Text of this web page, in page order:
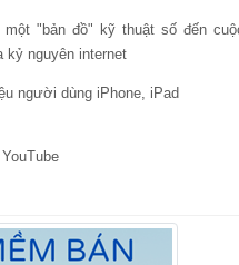
"bản đồ" kỹ thuật số đến
kỷ nguyên internet
người dùng iPhone, iPad